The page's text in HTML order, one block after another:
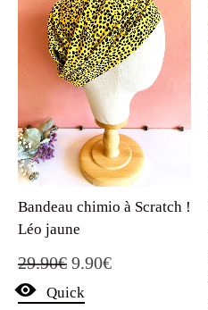
Bandeau chimio à Scratch !
Léo jaune
29.90€ Le
prix
9.90€Le
Quick